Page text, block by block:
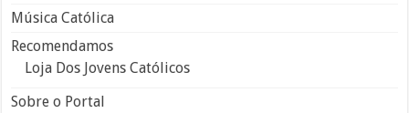
Música Católica
Recomendamos
Loja Dos Jovens Católicos
Sobre o Portal